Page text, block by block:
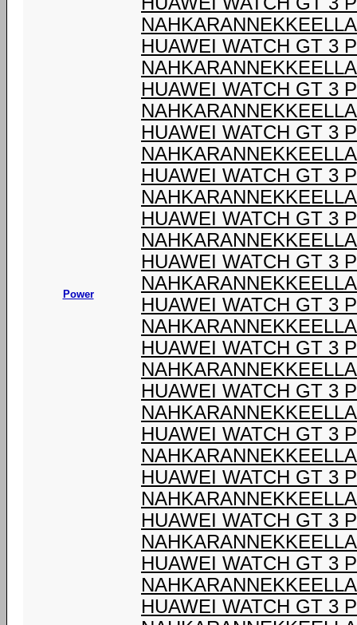
Power
NAHKARANNEKKEELLA
HUAWEI WATCH GT 3
NAHKARANNEKKEELLA
HUAWEI WATCH GT 3
NAHKARANNEKKEELLA
HUAWEI WATCH GT 3
NAHKARANNEKKEELLA
HUAWEI WATCH GT 3
NAHKARANNEKKEELLA
HUAWEI WATCH GT 3
NAHKARANNEKKEELLA
HUAWEI WATCH GT 3
NAHKARANNEKKEELLA
HUAWEI WATCH GT 3
NAHKARANNEKKEELLA
HUAWEI WATCH GT 3
NAHKARANNEKKEELLA
HUAWEI WATCH GT 3
NAHKARANNEKKEELLA
HUAWEI WATCH GT 3
NAHKARANNEKKEELLA
HUAWEI WATCH GT 3
NAHKARANNEKKEELLA
HUAWEI WATCH GT 3
NAHKARANNEKKEELLA
HUAWEI WATCH GT 3
NAHKARANNEKKEELLA
HUAWEI WATCH GT 3